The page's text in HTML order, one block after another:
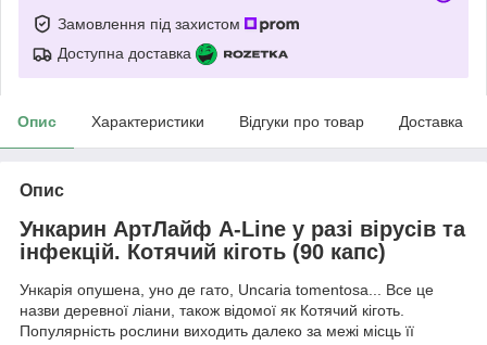
Замовлення під захистом
Доступна доставка
Опис Характеристики Відгуки про товар Доставка
Опис
Ункарин АртЛайф A-Line у разі вірусів та
інфекцій. Котячий кіготь (90 капс)
Ункарія опушена, уно де гато, Uncaria tomentosa... Все це
назви деревної ліани, також відомої як Котячий кіготь.
Популярність рослини виходить далеко за межі місць її